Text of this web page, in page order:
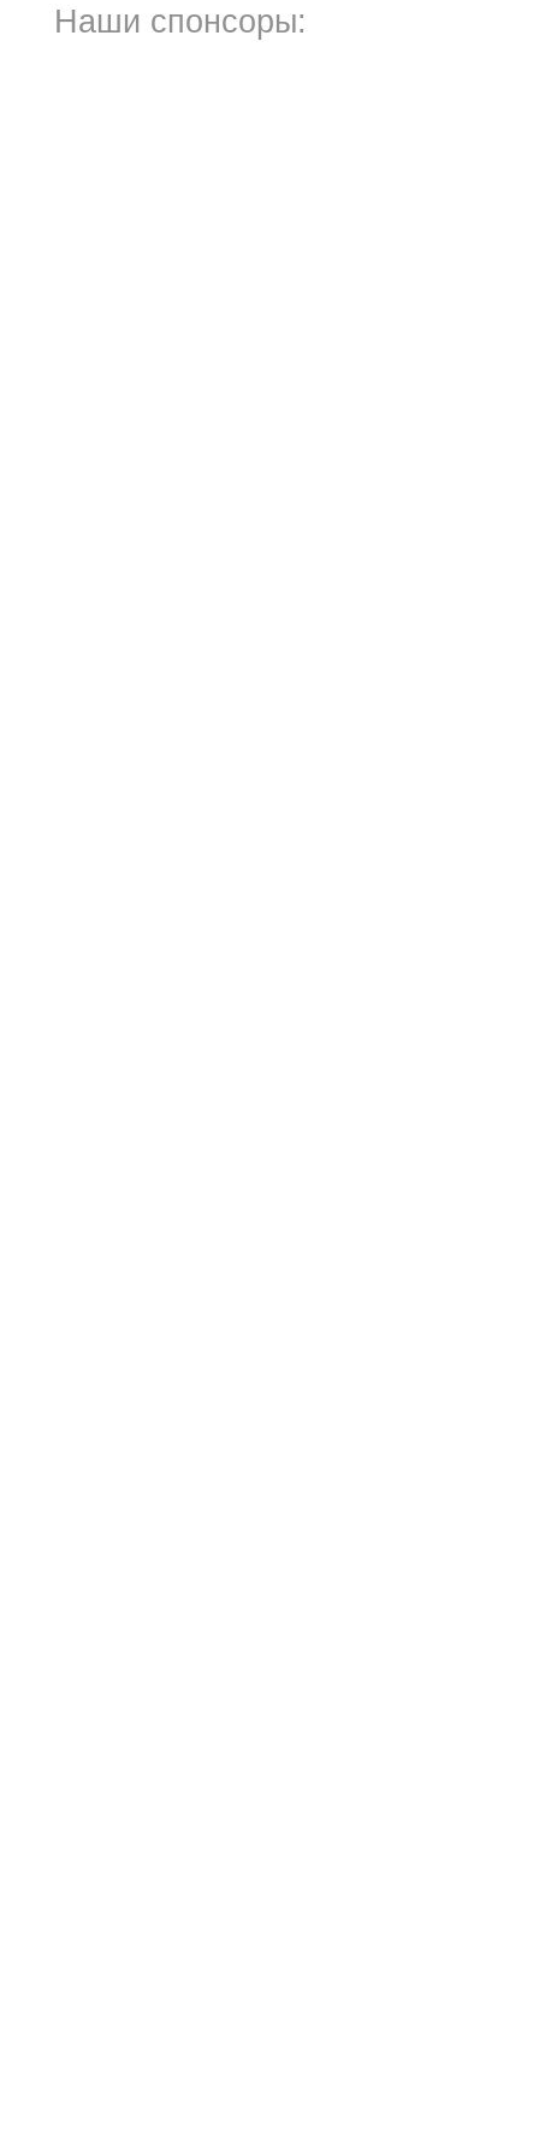
Наши спонсоры: